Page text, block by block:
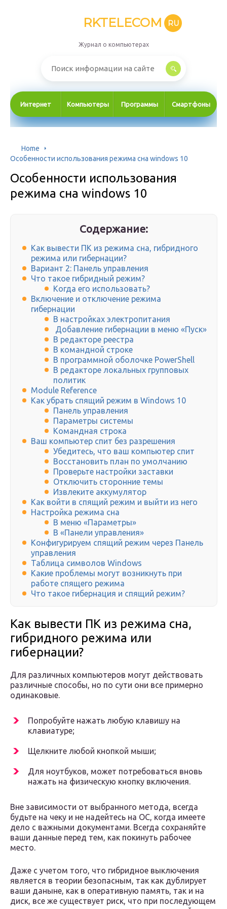
RKTELECOM RU
Журнал о компьютерах
Интернет Компьютеры Программы Смартфоны
Home
Особенности использования режима сна windows 10
Особенности использования
режима сна windows 10
Содержание:
Как вывести ПК из режима сна, гибридного
режима или гибернации?
Вариант 2: Панель управления
Что такое гибридный режим?
Когда его использовать?
Включение и отключение режима
гибернации
В настройках электропитания
Добавление гибернации в меню «Пуск»
В редакторе реестра
В командной строке
В программной оболочке PowerShell
В редакторе локальных групповых
политик
Module Reference
Как убрать спящий режим в Windows 10
Панель управления
Параметры системы
Командная строка
Ваш компьютер спит без разрешения
Убедитесь, что ваш компьютер спит
Восстановить план по умолчанию
Проверьте настройки заставки
Отключить сторонние темы
Извлеките аккумулятор
Как войти в спящий режим и выйти из него
Настройка режима сна
В меню «Параметры»
В «Панели управления»
Конфигурируем спящий режим через Панель
управления
Таблица символов Windows
Какие проблемы могут возникнуть при
работе спящего режима
Что такое гибернация и спящий режим?
Как вывести ПК из режима сна,
гибридного режима или
гибернации?
Для различных компьютеров могут действовать
различные способы, но по сути они все примерно
одинаковые.
Попробуйте нажать любую клавишу на
клавиатуре;
Щелкните любой кнопкой мыши;
Для ноутбуков, может потребоваться вновь
нажать на физическую кнопку включения.
Вне зависимости от выбранного метода, всегда
будьте на чеку и не надейтесь на ОС, когда имеете
дело с важными документами. Всегда сохраняйте
ваши данные перед тем, как покинуть рабочее
место.
Даже с учетом того, что гибридное выключения
является в теории безопасным, так как дублирует
ваши даныне, как в оперативную память, так и на
диск, все же существует риск, что при последующем